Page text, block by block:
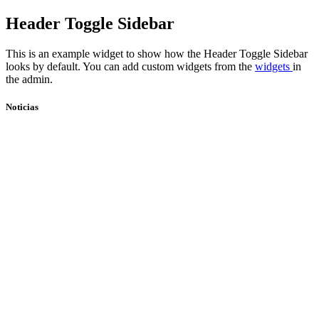
Skip
to
Header Toggle Sidebar
This is an example widget to show how the Header Toggle Sidebar
looks by default. You can add custom widgets from the widgets in
the admin.
Noticias